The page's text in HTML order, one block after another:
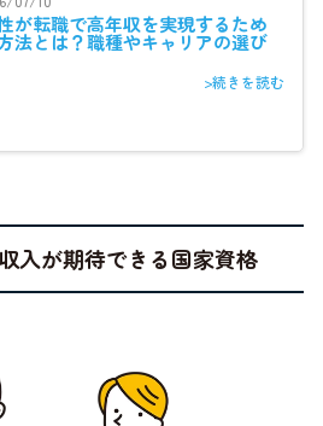
が転職で高年収を実現するため
法とは？職種やキャリアの選び
>続きを読む
入が期待できる国家資格